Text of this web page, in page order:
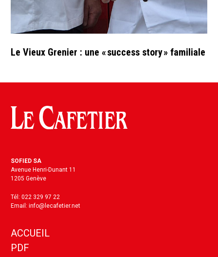
Le Vieux Grenier : une « success story » familiale
SOFIED SA
Avenue Henri-Dunant 11
1205 Genève
Tél: 022 329 97 22
Email: info@lecafetier.net
ACCUEIL
PDF